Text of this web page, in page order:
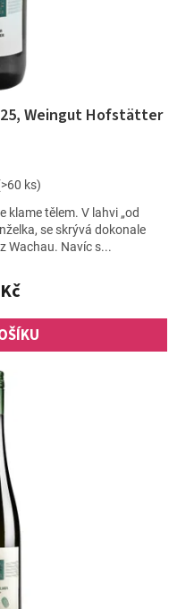
Weingut Hofstätter
ks)
klame tělem. V lahvi „od
se skrývá dokonale
Wachau. Navíc s...